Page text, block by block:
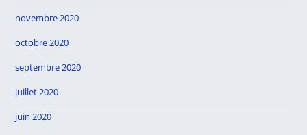
novembre 2020
octobre 2020
septembre 2020
juillet 2020
juin 2020